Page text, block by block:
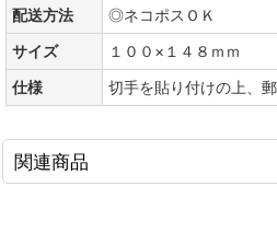
配送方法
◎ネコポスＯＫ
サイズ
１００×１４８ｍｍ
仕様
切手を貼り付けの上、郵
関連商品